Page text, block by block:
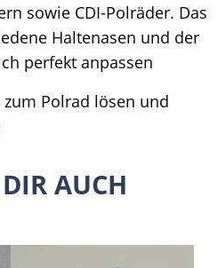
sowie CDI-Polräder. Das
Haltenasen und der
perfekt anpassen
Polrad lösen und
AUCH